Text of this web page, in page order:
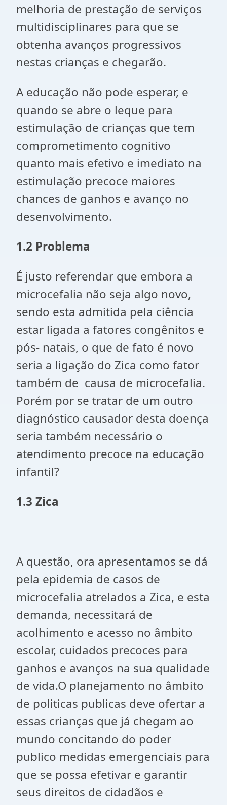
melhoria de prestação de serviços
multidisciplinares para que se
obtenha avanços progressivos
nestas crianças e chegarão.
A educação não pode esperar, e
quando se abre o leque para
estimulação de crianças que tem
comprometimento cognitivo
quanto mais efetivo e imediato na
estimulação precoce maiores
chances de ganhos e avanço no
desenvolvimento.
1.2 Problema
É justo referendar que embora a
microcefalia não seja algo novo,
sendo esta admitida pela ciência
estar ligada a fatores congênitos e
pós- natais, o que de fato é novo
seria a ligação do Zica como fator
também de causa de microcefalia.
Porém por se tratar de um outro
diagnóstico causador desta doença
seria também necessário o
atendimento precoce na educação
infantil?
1.3 Zica
A questão, ora apresentamos se dá
pela epidemia de casos de
microcefalia atrelados a Zica, e esta
demanda, necessitará de
acolhimento e acesso no âmbito
escolar, cuidados precoces para
ganhos e avanços na sua qualidade
de vida.O planejamento no âmbito
de politicas publicas deve ofertar a
essas crianças que já chegam ao
mundo concitando do poder
publico medidas emergenciais para
que se possa efetivar e garantir
seus direitos de cidadãos e